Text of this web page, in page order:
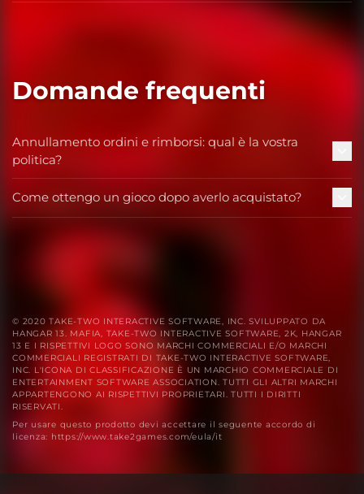
Domande frequenti
Annullamento ordini e rimborsi: qual è la vostra
politica?
Come ottengo un gioco dopo averlo acquistato?
© 2020 TAKE-TWO INTERACTIVE SOFTWARE, INC. SVILUPPATO DA
HANGAR 13. MAFIA, TAKE-TWO INTERACTIVE SOFTWARE, 2K, HANGAR
13 E I RISPETTIVI LOGO SONO MARCHI COMMERCIALI E/O MARCHI
COMMERCIALI REGISTRATI DI TAKE-TWO INTERACTIVE SOFTWARE,
INC. L'ICONA DI CLASSIFICAZIONE È UN MARCHIO COMMERCIALE DI
ENTERTAINMENT SOFTWARE ASSOCIATION. TUTTI GLI ALTRI MARCHI
APPARTENGONO AI RISPETTIVI PROPRIETARI. TUTTI I DIRITTI
RISERVATI.
Per usare questo prodotto devi accettare il seguente accordo di
licenza: https://www.take2games.com/eula/it